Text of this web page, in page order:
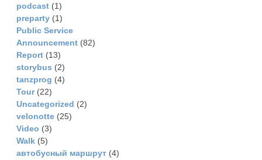
podcast (1)
preparty (1)
Public Service
Announcement (82)
Report (13)
storybus (2)
tanzprog (4)
Tour(22)
Uncategorized (2)
velonotte (25)
Video (3)
Walk (5)
автобусный маршрут (4)